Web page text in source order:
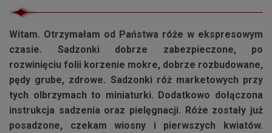
Witam. Otrzymałam od Państwa róże w ekspresowym
czasie. Sadzonki dobrze zabezpieczone, po
rozwinięciu folii korzenie mokre, dobrze rozbudowane,
pędy grube, zdrowe. Sadzonki róż marketowych przy
tych olbrzymach to miniaturki. Dodatkowo dołączona
instrukcja sadzenia oraz pielęgnacji. Róże zostały już
posadzone, czekam wiosny i pierwszych kwiatów.